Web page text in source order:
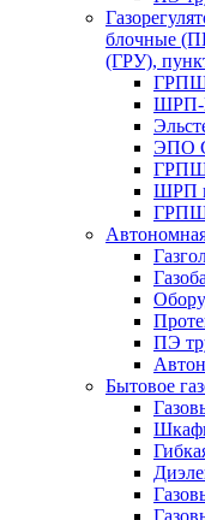
блочные
(ГРУ),
ЭПО
ГРПШ
ШРП
ГРПШ
ПЭ
Бытовое